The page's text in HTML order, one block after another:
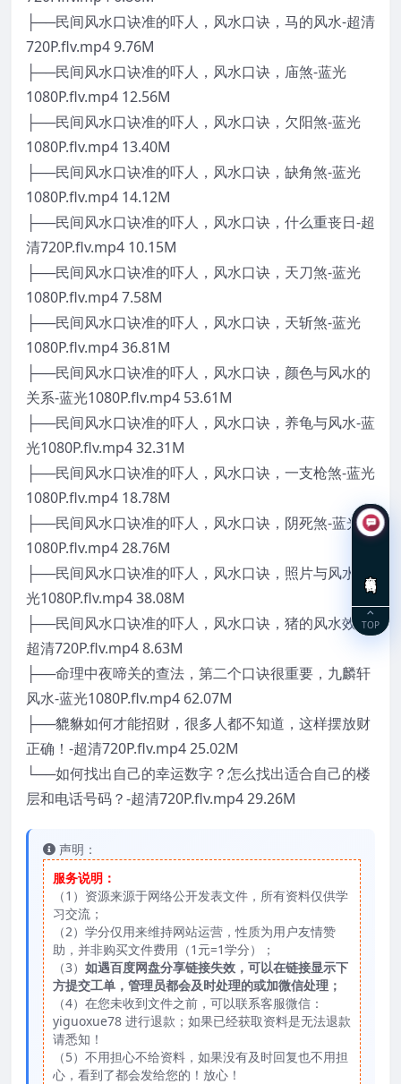
├──民间风水口诀准的吓人，风水口诀，马的风水-超清
720P.flv.mp4 9.76M
├──民间风水口诀准的吓人，风水口诀，庙煞-蓝光
1080P.flv.mp4 12.56M
├──民间风水口诀准的吓人，风水口诀，欠阳煞-蓝光
1080P.flv.mp4 13.40M
├──民间风水口诀准的吓人，风水口诀，缺角煞-蓝光
1080P.flv.mp4 14.12M
├──民间风水口诀准的吓人，风水口诀，什么重丧日-超
清720P.flv.mp4 10.15M
├──民间风水口诀准的吓人，风水口诀，天刀煞-蓝光
1080P.flv.mp4 7.58M
├──民间风水口诀准的吓人，风水口诀，天斩煞-蓝光
1080P.flv.mp4 36.81M
├──民间风水口诀准的吓人，风水口诀，颜色与风水的
关系-蓝光1080P.flv.mp4 53.61M
├──民间风水口诀准的吓人，风水口诀，养龟与风水-蓝
光1080P.flv.mp4 32.31M
├──民间风水口诀准的吓人，风水口诀，一支枪煞-蓝光
1080P.flv.mp4 18.78M
├──民间风水口诀准的吓人，风水口诀，阴死煞-蓝光
1080P.flv.mp4 28.76M
├──民间风水口诀准的吓人，风水口诀，照片与风水-蓝
光1080P.flv.mp4 38.08M
├──民间风水口诀准的吓人，风水口诀，猪的风水效应-
超清720P.flv.mp4 8.63M
├──命理中夜啼关的查法，第二个口诀很重要，九麟轩
风水-蓝光1080P.flv.mp4 62.07M
├──貔貅如何才能招财，很多人都不知道，这样摆放财
正确！-超清720P.flv.mp4 25.02M
└──如何找出自己的幸运数字？怎么找出适合自己的楼
层和电话号码？-超清720P.flv.mp4 29.26M
声明：
服务说明：
（1）资源来源于网络公开发表文件，所有资料仅供学
习交流；
（2）学分仅用来维持网站运营，性质为用户友情赞
助，并非购买文件费用（1元=1学分）；
（3） 如遇百度网盘分享链接失效，可以在链接显示下
方提交工单，管理员都会及时处理的或加微信处理；
（4）在您未收到文件之前，可以联系客服微信：
yiguoxue78 进行退款；如果已经获取资料是无法退款
请悉知！
（5）不用担心不给资料，如果没有及时回复也不用担
心，看到了都会发给您的！放心！
TOP